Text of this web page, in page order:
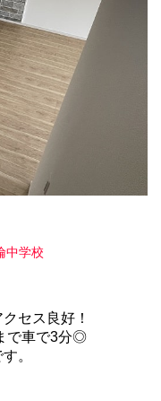
中学校
セス良好！
で車で3分◎
。